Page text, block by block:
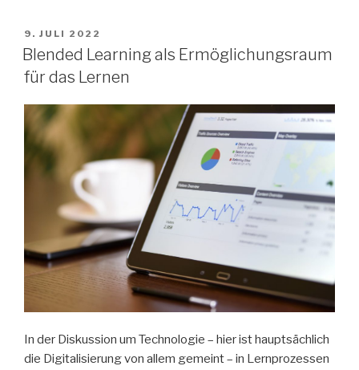
VERÖFFENTLICHT
AM
9. JULI 2022
Blended Learning als Ermöglichungsraum
für das Lernen
In der Diskussion um Technologie – hier ist hauptsächlich
die Digitalisierung von allem gemeint – in Lernprozessen